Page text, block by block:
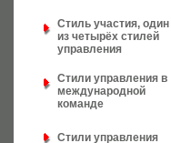
Стиль участия, один
из четырёх стилей
управления
Стили управления в
международной
команде
Стили управления